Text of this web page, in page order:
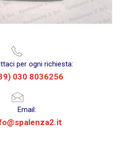
per ogni richiesta:
030 8036256
Email: